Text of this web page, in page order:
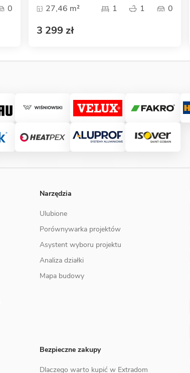
0
27,46 m²
1 1 0
3 299 zł
Narzędzia
Ulubione
Porównywarka projektów
Asystent wyboru projektu
Analiza działki
Mapa budowy
Bezpieczne zakupy
Dlaczego warto kupić w Extradom